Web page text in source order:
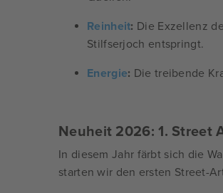
Reinheit: Die Exzellenz
Stilfserjoch entspringt.
Energie: Die treibende
Neuheit 2026: 1. Street
In diesem Jahr färbt sich die
starten wir den ersten Street-